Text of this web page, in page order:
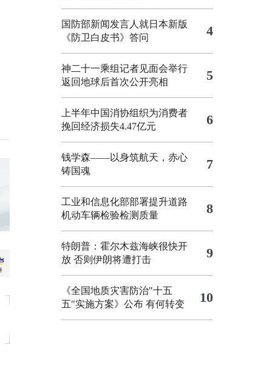
国防部新闻发言人就日本新版
《防卫白皮书》答问
4
神二十一乘组记者见面会举行
返回地球后首次公开亮相
5
上半年中国消协组织为消费者
挽回经济损失4.47亿元
6
钱学森——以身筑航天，赤心
铸国魂
7
工业和信息化部部署提升道路
机动车辆检验检测质量
8
特朗普：霍尔木兹海峡很快开
放 否则伊朗将遭打击
9
《全国地质灾害防治"十五
五"实施方案》公布 有何转变
10